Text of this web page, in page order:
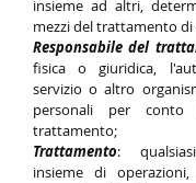
insieme ad altri,
mezzi del trattamento
Responsabile del
fisica o giuridica,
servizio o altro
personali per
trattamento;
Trattamento:
insieme di